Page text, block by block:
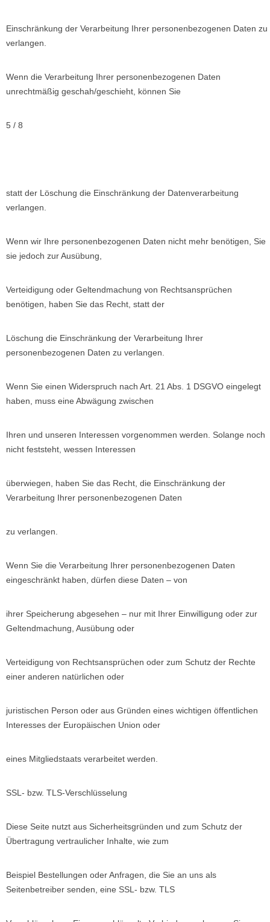
Einschränkung der Verarbeitung Ihrer personenbezogenen Daten zu
verlangen.
Wenn die Verarbeitung Ihrer personenbezogenen Daten
unrechtmäßig geschah/geschieht, können Sie
5 / 8
statt der Löschung die Einschränkung der Datenverarbeitung
verlangen.
Wenn wir Ihre personenbezogenen Daten nicht mehr benötigen, Sie
sie jedoch zur Ausübung,
Verteidigung oder Geltendmachung von Rechtsansprüchen
benötigen, haben Sie das Recht, statt der
Löschung die Einschränkung der Verarbeitung Ihrer
personenbezogenen Daten zu verlangen.
Wenn Sie einen Widerspruch nach Art. 21 Abs. 1 DSGVO eingelegt
haben, muss eine Abwägung zwischen
Ihren und unseren Interessen vorgenommen werden. Solange noch
nicht feststeht, wessen Interessen
überwiegen, haben Sie das Recht, die Einschränkung der
Verarbeitung Ihrer personenbezogenen Daten
zu verlangen.
Wenn Sie die Verarbeitung Ihrer personenbezogenen Daten
eingeschränkt haben, dürfen diese Daten – von
ihrer Speicherung abgesehen – nur mit Ihrer Einwilligung oder zur
Geltendmachung, Ausübung oder
Verteidigung von Rechtsansprüchen oder zum Schutz der Rechte
einer anderen natürlichen oder
juristischen Person oder aus Gründen eines wichtigen öffentlichen
Interesses der Europäischen Union oder
eines Mitgliedstaats verarbeitet werden.
SSL- bzw. TLS-Verschlüsselung
Diese Seite nutzt aus Sicherheitsgründen und zum Schutz der
Übertragung vertraulicher Inhalte, wie zum
Beispiel Bestellungen oder Anfragen, die Sie an uns als
Seitenbetreiber senden, eine SSL- bzw. TLS